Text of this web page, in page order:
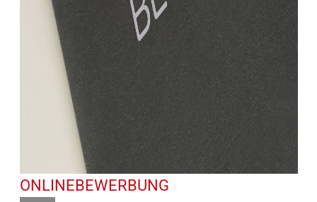
ONLINEBEWERBUNG